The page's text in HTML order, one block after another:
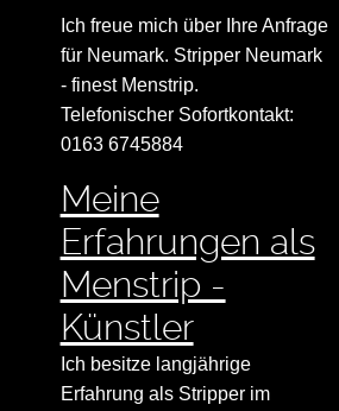
Ich freue mich über Ihre Anfrage
für Neumark. Stripper Neumark
- finest Menstrip.
Telefonischer Sofortkontakt:
0163 6745884
Meine
Erfahrungen als
Menstrip -
Künstler
Ich besitze langjährige
Erfahrung als Stripper im